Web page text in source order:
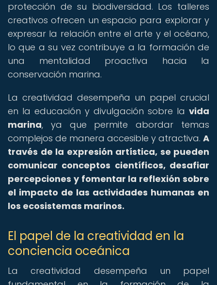
protección de su biodiversidad. Los talleres
creativos ofrecen un espacio para explorar y
expresar la relación entre el arte y el océano,
lo que a su vez contribuye a la formación de
una mentalidad proactiva hacia la
conservación marina.
La creatividad desempeña un papel crucial
en la educación y divulgación sobre la vida
marina, ya que permite abordar temas
complejos de manera accesible y atractiva. A
través de la expresión artística, se pueden
comunicar conceptos científicos, desafiar
percepciones y fomentar la reflexión sobre
el impacto de las actividades humanas en
los ecosistemas marinos.
El papel de la creatividad en la
conciencia oceánica
La creatividad desempeña un papel